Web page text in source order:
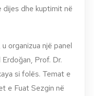
dijes dhe kuptimit në
organizua një panel
Prof. Dr.
si folës. Temat e
e Fuat Sezgin në